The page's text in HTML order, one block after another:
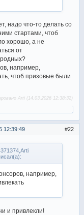
надо что-то делать со
стартами, чтоб
хорошо, а не
от
например,
чтоб призовые были
Arti (14.03.2026 12:38:32)
22
12:39:49
например,
и привлекли!